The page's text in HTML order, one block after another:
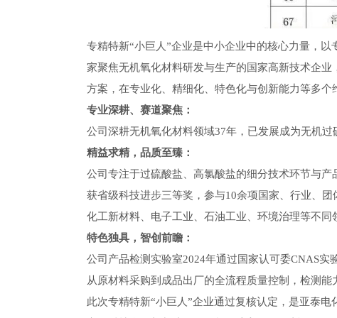
专精特新“小巨人”企业是中小企业中的核心力量，
家聚焦无机氧化材料研发与生产的国家高新技术企
方案，在专业化、精细化、特色化与创新能力等多个
专业深耕、赛道聚焦：
公司深耕无机氧化材料领域37年，已发展成为无机
精益求精，品质至臻：
公司专注于过硫酸盐、高氯酸盐的细分技术环节与
获省级科技进步三等奖，参与10余项国家、行业、
化工新材料、电子工业、石油工业、环境治理等不同
特色独具，智创前瞻：
公司产品检测实验室2024年通过国家认可委CNAS
从原材料采购到成品出厂的全流程质量控制，检测能
此次专精特新“小巨人”企业通过复核认定，是亚泰